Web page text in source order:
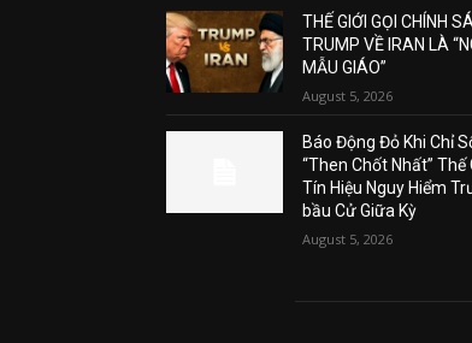
THẾ GIỚI GỌI CHÍNH
TRUMP VỀ IRAN LÀ
MẪU GIÁO”
August 5, 2026
Báo Động Đỏ Khi Chỉ
“Then Chốt Nhất” Thế
Tín Hiệu Nguy Hiểm
bầu Cử Giữa Kỳ
August 5, 2026